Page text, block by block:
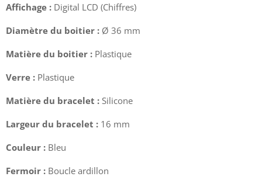
Affichage : Digital LCD (Chiffres)
Diamètre du boitier : Ø 36 mm
Matière du boitier : Plastique
Verre : Plastique
Matière du bracelet : Silicone
Largeur du bracelet : 16 mm
Couleur : Bleu
Fermoir : Boucle ardillon